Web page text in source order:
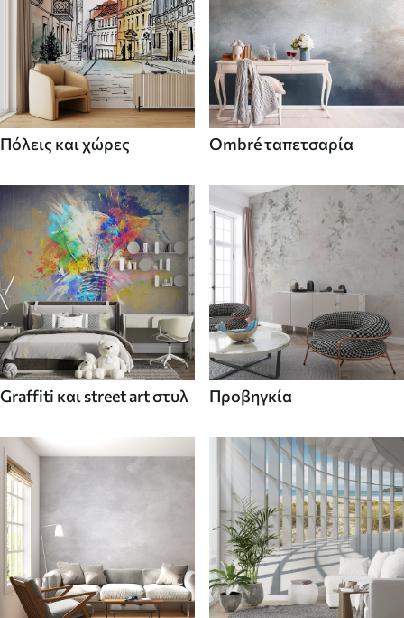
Πόλεις και χώρες Ombré ταπετσαρία
Graffiti και street art στυλ Προβηγκία